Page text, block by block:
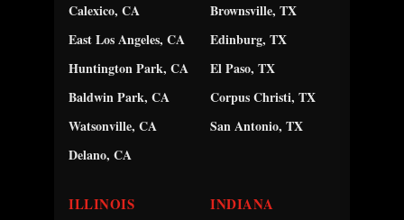
Calexico, CA
East Los Angeles, CA
Huntington Park, CA
Baldwin Park, CA
Watsonville, CA
Delano, CA
Brownsville, TX
Edinburg, TX
El Paso, TX
Corpus Christi, TX
San Antonio, TX
ILLINOIS INDIANA